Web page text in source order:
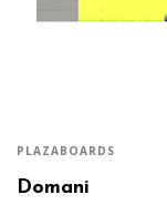
PLAZABOARDS
Domani